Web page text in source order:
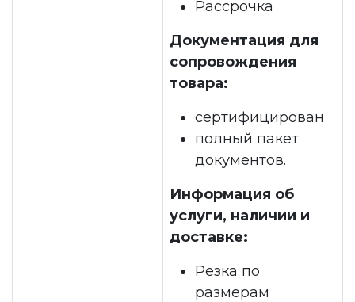
Рассрочка
Документация для
сопровождения
товара:
сертифицирован
полный пакет
документов.
Информация об
услуги, наличии и
доставке:
Резка по
размерам